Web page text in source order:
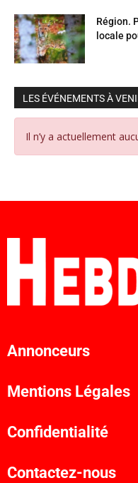
Région.
locale
LES ÉVÉNEMENTS À
Il n’y a actuellement
Annonceurs
Mentions Légales
Confidentialité
Contactez-nous